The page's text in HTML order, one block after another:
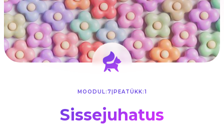
MOODUL:7 PEATÜKK:1
Sissejuhatus